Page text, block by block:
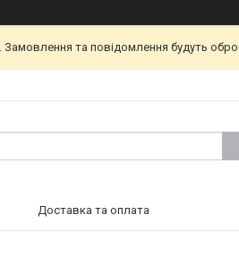
Замовлення та повідомлення будуть
Доставка та оплата